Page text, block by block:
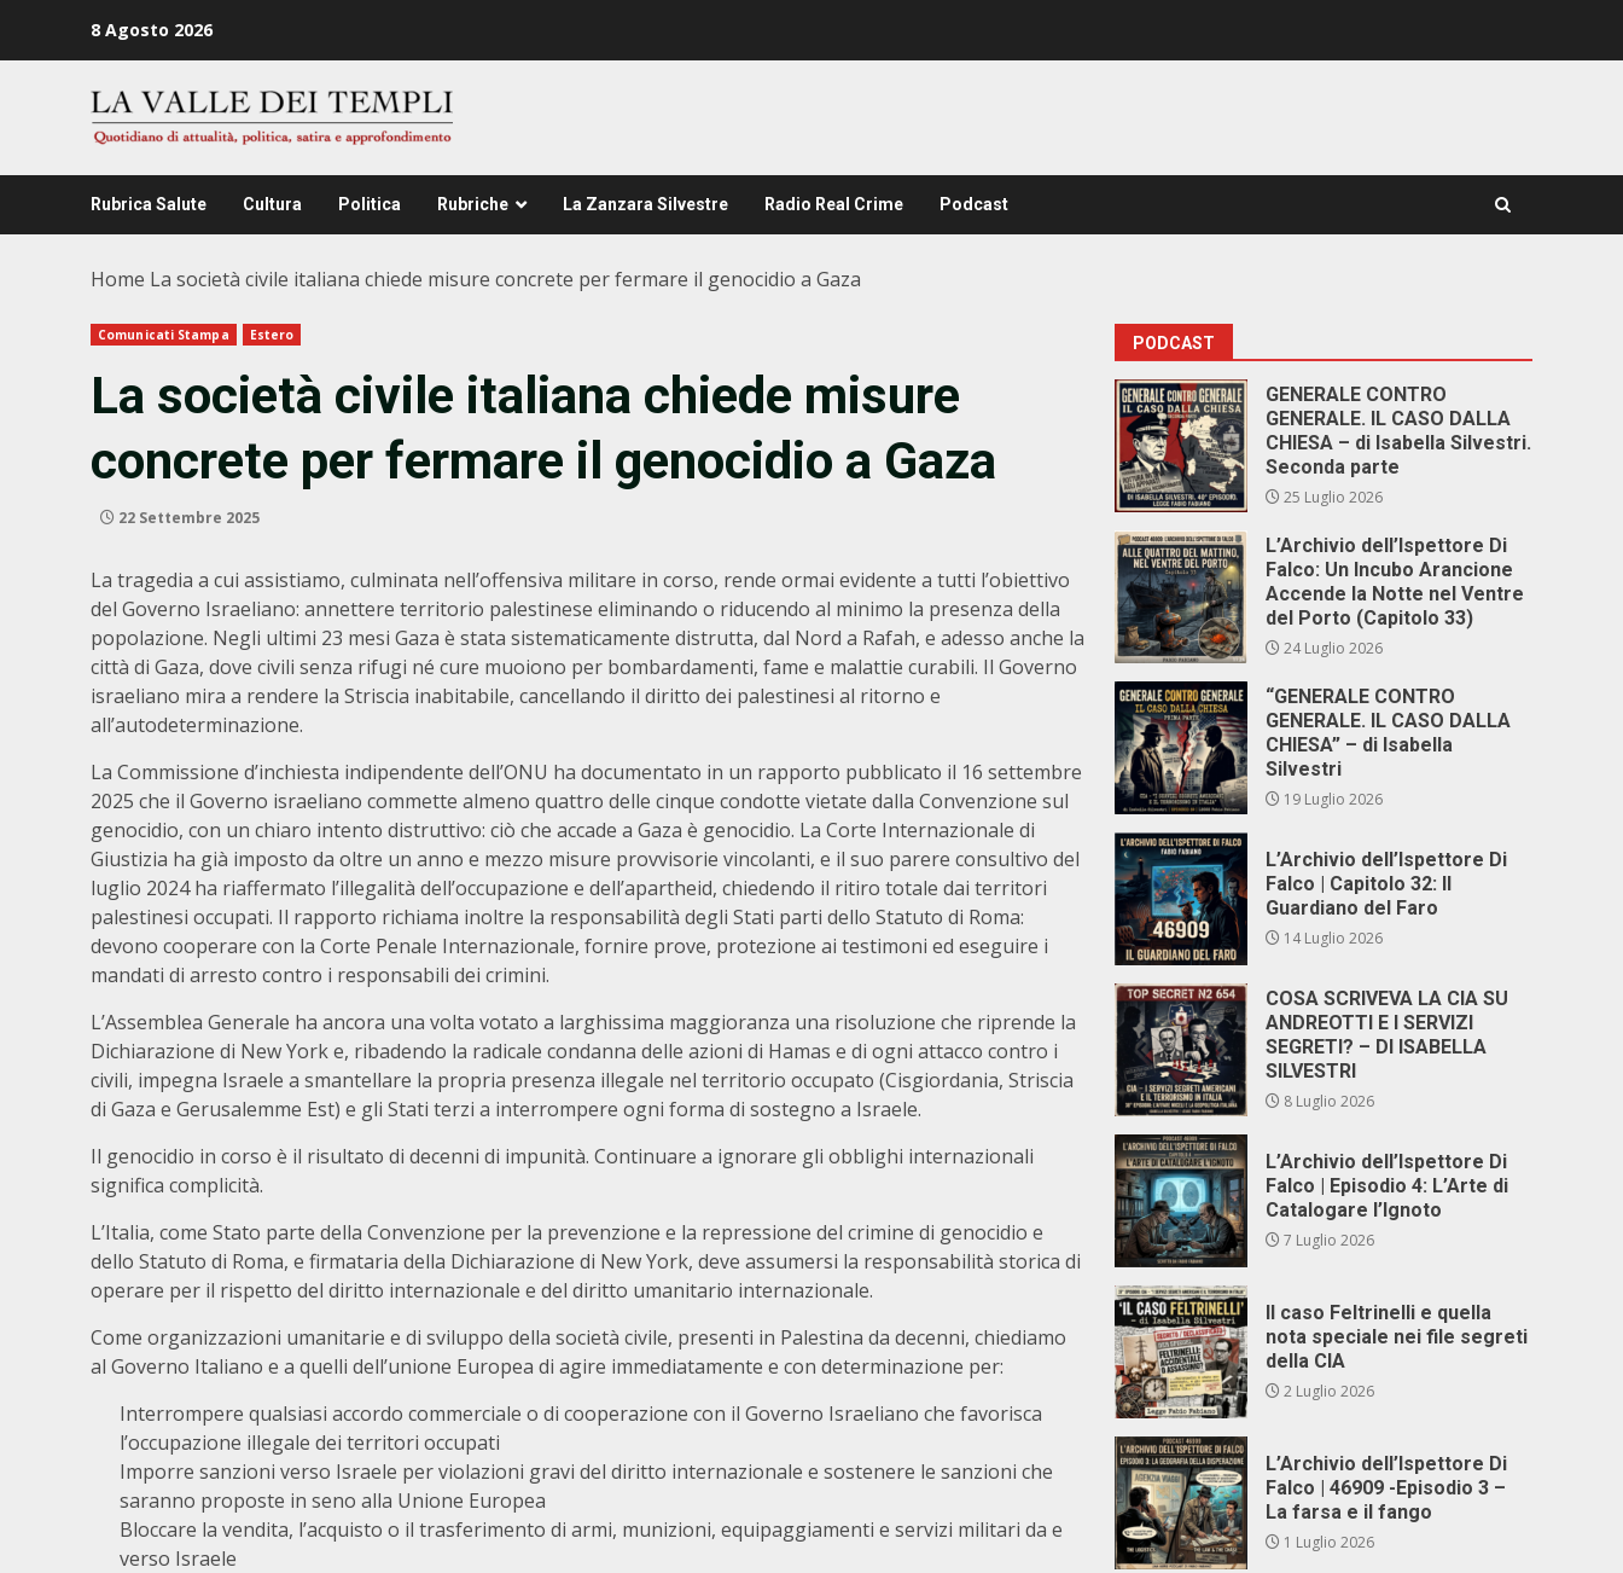
8 Agosto 2026
Rubrica Salute Cultura Politica Rubriche La Zanzara Silvestre Radio Real Crime Podcast
Home La società civile italiana chiede misure concrete per fermare il genocidio a Gaza
Comunicati Stampa Estero
La società civile italiana chiede misure
concrete per fermare il genocidio a Gaza
22 Settembre 2025
La tragedia a cui assistiamo, culminata nell’offensiva militare in corso, rende ormai evidente a tutti l’obiettivo
del Governo Israeliano: annettere territorio palestinese eliminando o riducendo al minimo la presenza della
popolazione. Negli ultimi 23 mesi Gaza è stata sistematicamente distrutta, dal Nord a Rafah, e adesso anche la
città di Gaza, dove civili senza rifugi né cure muoiono per bombardamenti, fame e malattie curabili. Il Governo
israeliano mira a rendere la Striscia inabitabile, cancellando il diritto dei palestinesi al ritorno e
all’autodeterminazione.
La Commissione d’inchiesta indipendente dell’ONU ha documentato in un rapporto pubblicato il 16 settembre
2025 che il Governo israeliano commette almeno quattro delle cinque condotte vietate dalla Convenzione sul
genocidio, con un chiaro intento distruttivo: ciò che accade a Gaza è genocidio. La Corte Internazionale di
Giustizia ha già imposto da oltre un anno e mezzo misure provvisorie vincolanti, e il suo parere consultivo del
luglio 2024 ha riaffermato l’illegalità dell’occupazione e dell’apartheid, chiedendo il ritiro totale dai territori
palestinesi occupati. Il rapporto richiama inoltre la responsabilità degli Stati parti dello Statuto di Roma:
devono cooperare con la Corte Penale Internazionale, fornire prove, protezione ai testimoni ed eseguire i
mandati di arresto contro i responsabili dei crimini.
L’Assemblea Generale ha ancora una volta votato a larghissima maggioranza una risoluzione che riprende la
Dichiarazione di New York e, ribadendo la radicale condanna delle azioni di Hamas e di ogni attacco contro i
civili, impegna Israele a smantellare la propria presenza illegale nel territorio occupato (Cisgiordania, Striscia
di Gaza e Gerusalemme Est) e gli Stati terzi a interrompere ogni forma di sostegno a Israele.
Il genocidio in corso è il risultato di decenni di impunità. Continuare a ignorare gli obblighi internazionali
significa complicità.
L’Italia, come Stato parte della Convenzione per la prevenzione e la repressione del crimine di genocidio e
dello Statuto di Roma, e firmataria della Dichiarazione di New York, deve assumersi la responsabilità storica di
operare per il rispetto del diritto internazionale e del diritto umanitario internazionale.
Come organizzazioni umanitarie e di sviluppo della società civile, presenti in Palestina da decenni, chiediamo
al Governo Italiano e a quelli dell’unione Europea di agire immediatamente e con determinazione per:
Interrompere qualsiasi accordo commerciale o di cooperazione con il Governo Israeliano che favorisca
l’occupazione illegale dei territori occupati
Imporre sanzioni verso Israele per violazioni gravi del diritto internazionale e sostenere le sanzioni che
saranno proposte in seno alla Unione Europea
Bloccare la vendita, l’acquisto o il trasferimento di armi, munizioni, equipaggiamenti e servizi militari da e
verso Israele
PODCAST
GENERALE CONTRO
GENERALE. IL CASO DALLA
CHIESA – di Isabella Silvestri.
Seconda parte
25 Luglio 2026
L’Archivio dell’Ispettore Di
Falco: Un Incubo Arancione
Accende la Notte nel Ventre
del Porto (Capitolo 33)
24 Luglio 2026
“GENERALE CONTRO
GENERALE. IL CASO DALLA
CHIESA” – di Isabella
Silvestri
19 Luglio 2026
L’Archivio dell’Ispettore Di
Falco | Capitolo 32: Il
Guardiano del Faro
14 Luglio 2026
COSA SCRIVEVA LA CIA SU
ANDREOTTI E I SERVIZI
SEGRETI? – DI ISABELLA
SILVESTRI
8 Luglio 2026
L’Archivio dell’Ispettore Di
Falco | Episodio 4: L’Arte di
Catalogare l’Ignoto
7 Luglio 2026
Il caso Feltrinelli e quella
nota speciale nei file segreti
della CIA
2 Luglio 2026
L’Archivio dell’Ispettore Di
Falco | 46909 -Episodio 3 –
La farsa e il fango
1 Luglio 2026